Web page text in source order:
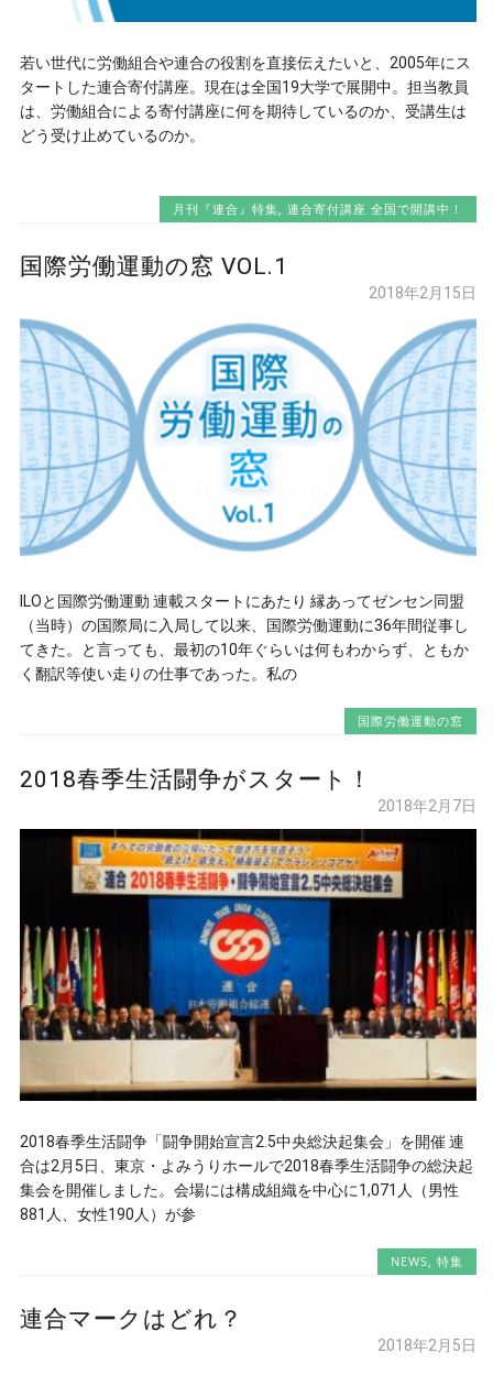
若い世代に労働組合や連合の役割を直接伝えたいと、2005年にス
タートした連合寄付講座。現在は全国19大学で展開中。担当教員
は、労働組合による寄付講座に何を期待しているのか、受講生は
どう受け止めているのか。
月刊『連合』特集 連合寄付講座 全国で開講中！
国際労働運動の窓 VOL.1
2018年2月15日
ILOと国際労働運動 連載スタートにあたり 縁あってゼンセン同盟
（当時）の国際局に入局して以来、国際労働運動に36年間従事し
てきた。と言っても、最初の10年ぐらいは何もわからず、ともか
く翻訳等使い走りの仕事であった。私の
国際労働運動の窓
2018春季生活闘争がスタート！
2018年2月7日
2018春季生活闘争「闘争開始宣言2.5中央総決起集会」を開催 連
合は2月5日、東京・よみうりホールで2018春季生活闘争の総決起
集会を開催しました。会場には構成組織を中心に1,071人（男性
881人、女性190人）が参
NEWS, 特集
連合マークはどれ？
2018年2月5日